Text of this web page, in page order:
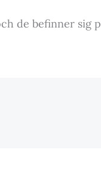
de befinner sig